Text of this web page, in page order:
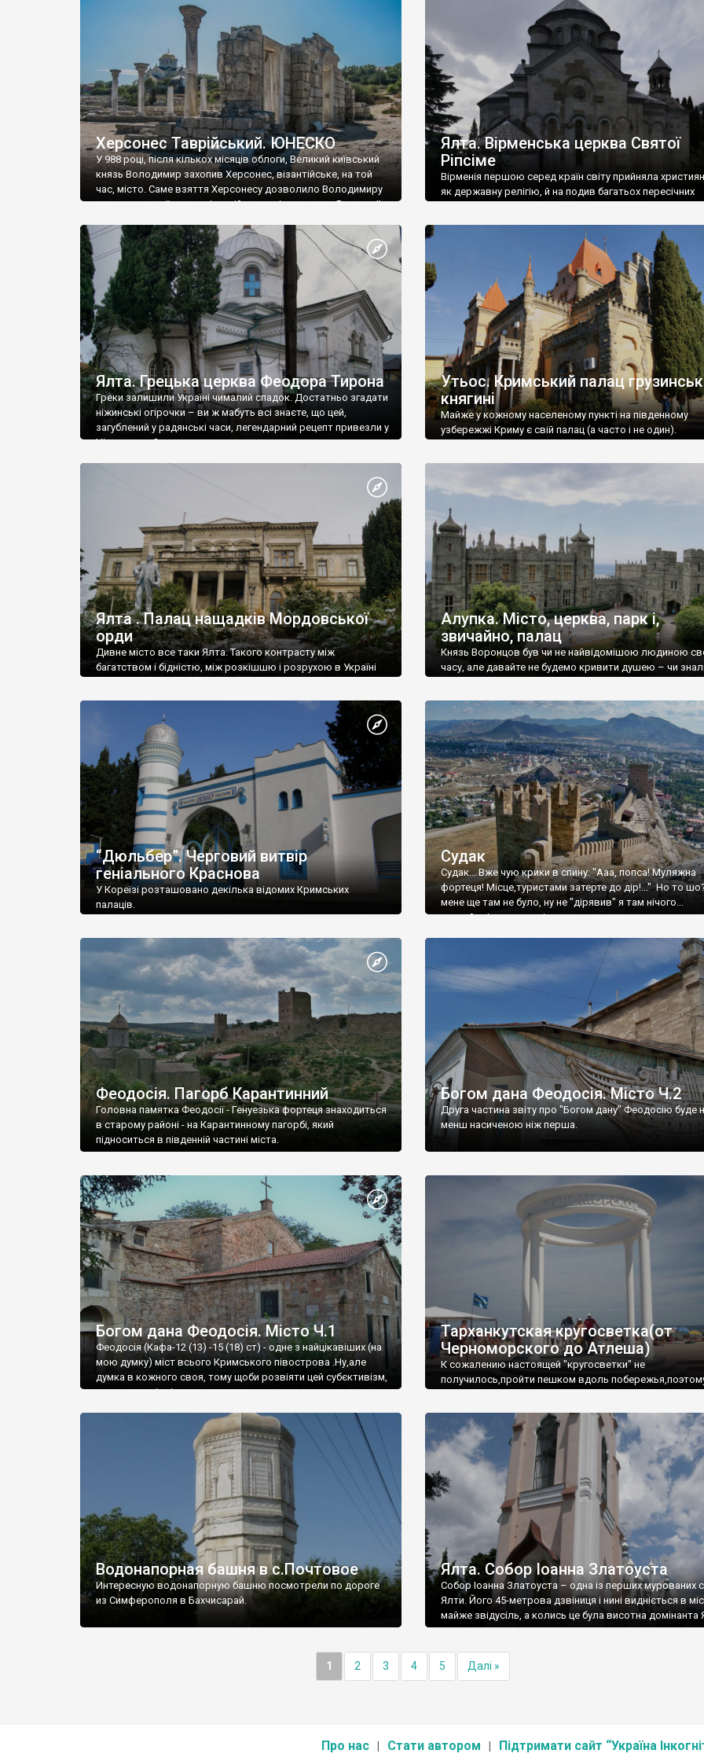
візантійської доби. Раритети викрадені з фондів об’єкту
культурної спадщини ЮНЕСКО «Херсонеса Таврійського».
Офіційно – на виставку «Золото Візантії», але експерти та
влада в Україні вважають це лише […]
називаються «повстяками» (postaki)…” “Вино. Крим
виробляє відмінне вино і його вдосталь: воно все
легке біле і дуже […]
Херсонес Таврійський. ЮНЕСКО
У 988 році, після кількох місяців облоги, Великий київський
князь Володимир захопив Херсонес, візантійське, на той
час, місто. Саме взяття Херсонесу дозволило Володимиру
диктувати свої умови візантійському імператору Василю ІІ,
Херсонесі Володимир-язичник, став Василем-
християнином. А потім було Хрещення Русі. На честь
Херсонесу Таврійського названо місто […]
Ялта. Вірменська церква Святої
Ріпсіме
Вірменія першою серед країн світу прийняла
як державну релігію, й на подив багатьох пересічних
Ялта. Грецька церква Феодора Тирона
Греки залишили Україні чималий спадок. Достатньо згадати
ніжинські огірочки – ви ж мабуть всі знаєте, що цей,
загублений у радянські часи, легендарний рецепт привезли у
Ніжин греки?
Утьос. Кримський палац
княгині
Майже у кожному населеному пункті на південному
узбережжі Криму є свій палац (а часто і не один).
Ялта . Палац нащадків Мордовської
орди
Дивне місто все таки Ялта. Такого контрасту між
багатством і бідністю, між розкішшю і розрухою в Україні
Алупка. Місто, церква, парк і,
звичайно, палац
Князь Воронцов був чи не найвідомішою людиною
часу, але давайте не будемо кривити душею – чи
“Дюльбер”. Черговий витвір
геніального Краснова
У Кореїзі розташовано декілька відомих Кримських
палаців.
Судак
Судак... Вже чую крики в спину: "Ааа, попса! Муляжна
фортеця! Місце,туристами затерте до дір!..." Но то
мене ще там не було, ну не "дірявив" я там нічого...
принаймні до цього літа.
Феодосія. Пагорб Карантинний
Головна памятка Феодосії - Генуезька фортеця знаходиться
в старому районі - на Карантинному пагорбі, який
підноситься в південній частині міста.
Богом дана Феодосія. Місто Ч.2
Друга частина звіту про "Богом дану" Феодосію буде
менш насиченою ніж перша.
Богом дана Феодосія. Місто Ч.1
Феодосія (Кафа-12 (13) -15 (18) ст) - одне з найцікавіших (на
мою думку) міст всього Кримського півострова .Ну,але
думка в кожного своя, тому щоби розвіяти цей субєктивізм,
запрошую відвідати це
Тарханкутская кругосветка(от
Черноморского до Атлеша)
К сожалению настоящей "кругосветки" не
получилось,пройти пешком вдоль
Водонапорная башня в с.Почтовое
Интересную водонапорную башню посмотрели по дороге
из Симферополя в Бахчисарай.
Ялта. Собор Іоанна Златоуста
Собор Іоанна Златоуста – одна із перших мурованих
Ялти. Його 45-метрова дзвіниця і нині видніється в
майже звідусіль, а колись це була висотна домінанта
1 2 3 4 5 Далі »
Про нас Стати автором Підтримати сайт “Україна